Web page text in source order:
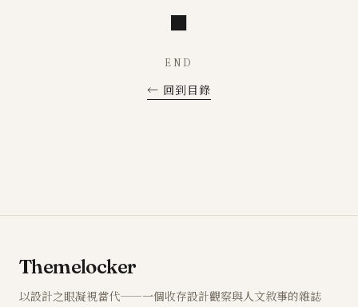
END
← 回到目錄
Themelocker
以設計之眼凝視當代——一個收存設計觀察與人文敘事的雜誌